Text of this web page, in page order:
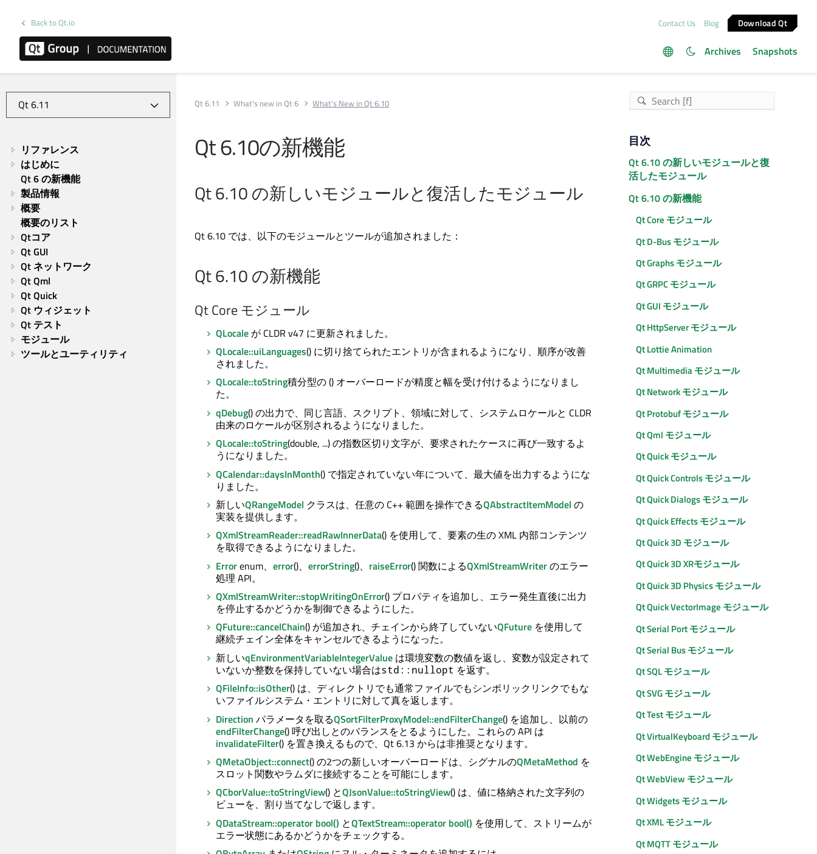
Back to Qt.io Contact Us Blog Download Qt
Archives Snapshots
リファレンス
はじめに
Qt 6 の新機能
製品情報
概要
概要のリスト
Qtコア
Qt GUI
Qt ネットワーク
Qt Qml
Qt Quick
Qt ウィジェット
Qt テスト
モジュール
ツールとユーティリティ
Qt 6.11 What's new in Qt 6 What's New in Qt 6.10
Qt 6.10の新機能
Qt 6.10 の新しいモジュールと復活したモジュール
Qt 6.10 では、以下のモジュールとツールが追加されました：
Qt 6.10 の新機能
Qt Core モジュール
QLocale が CLDR v47 に更新されました。
QLocale::uiLanguages() に切り捨てられたエントリが含まれるようになり、順序が改善
されました。
QLocale::toString積分型の () オーバーロードが精度と幅を受け付けるようになりまし
た。
qDebug() の出力で、同じ言語、スクリプト、領域に対して、システムロケールと CLDR
由来のロケールが区別されるようになりました。
QLocale::toString(double, ...) の指数区切り文字が、要求されたケースに再び一致するよ
うになりました。
QCalendar::daysInMonth() で指定されていない年について、最大値を出力するようにな
りました。
新しいQRangeModel クラスは、任意の C++ 範囲を操作できるQAbstractItemModel の
実装を提供します。
QXmlStreamReader::readRawInnerData() を使用して、要素の生の XML 内部コンテンツ
を取得できるようになりました。
Errorenum、 error()、 errorString()、 raiseError() 関数によるQXmlStreamWriterのエラー
処理 API。
QXmlStreamWriter::stopWritingOnError() プロパティを追加し、エラー発生直後に出力
を停止するかどうかを制御できるようにした。
QFuture::cancelChain() が追加され、チェインから終了していないQFuture を使用して
継続チェイン全体をキャンセルできるようになった。
新しいqEnvironmentVariableIntegerValue は環境変数の数値を返し、変数が設定されて
いないか整数を保持していない場合はstd::nullopt を返す。
QFileInfo::isOther() は、ディレクトリでも通常ファイルでもシンボリックリンクでもな
いファイルシステム・エントリに対して真を返します。
Direction パラメータを取るQSortFilterProxyModel::endFilterChange() を追加し、以前の
endFilterChange() 呼び出しとのバランスをとるようにした。これらの API は
invalidateFilter() を置き換えるもので、Qt 6.13 からは非推奨となります。
QMetaObject::connect() の2つの新しいオーバーロードは、シグナルのQMetaMethod を
スロット関数やラムダに接続することを可能にします。
QCborValue::toStringView() とQJsonValue::toStringView() は、値に格納された文字列の
ビューを、割り当てなしで返します。
QDataStream::operator bool() とQTextStream::operator bool() を使用して、ストリームが
エラー状態にあるかどうかをチェックする。
目次
Qt 6.10 の新しいモジュールと復
活したモジュール
Qt 6.10 の新機能
Qt Core モジュール
Qt D-Busモジュール
Qt Graphsモジュール
Qt GRPCモジュール
Qt GUI モジュール
Qt HttpServer モジュール
Qt Lottie Animation
Qt Multimediaモジュール
Qt Networkモジュール
Qt Protobufモジュール
Qt Qml モジュール
Qt Quickモジュール
Qt Quick Controlsモジュール
Qt QuickDialogs モジュール
Qt Quick Effectsモジュール
Qt Quick 3D モジュール
Qt Quick 3DXRモジュール
Qt Quick 3D Physicsモジュール
Qt QuickVectorImage モジュール
Qt Serial Portモジュール
Qt Serial Busモジュール
Qt SQL モジュール
Qt SVGモジュール
Qt Testモジュール
Qt VirtualKeyboard モジュール
Qt WebEngine モジュール
Qt WebView モジュール
Qt Widgetsモジュール
Qt XMLモジュール
Qt MQTT モジュール